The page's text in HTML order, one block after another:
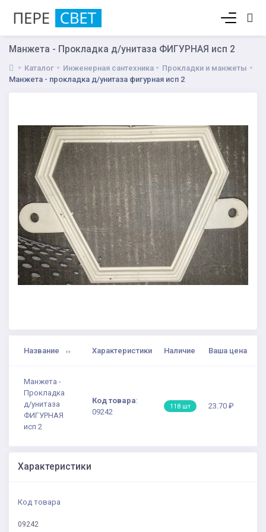
Манжета - Прокладка д/унитаза ФИГУРНАЯ исп 2
Каталог Инженерная сантехника
Прокладки и манжеты
Манжета - прокладка д/унитаза фигурная исп 2
Название Характеристики Наличие Ваша цена
Манжета -
Прокладка
д/унитаза
ФИГУРНАЯ
исп 2
Код товара:
09242
118 шт 23.70 ₽
Характеристики
Код товара
09242